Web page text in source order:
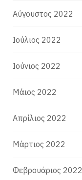
Αύγουστος 2022
Ιούλιος 2022
Ιούνιος 2022
Μάιος 2022
Απρίλιος 2022
Μάρτιος 2022
Φεβρουάριος 2022